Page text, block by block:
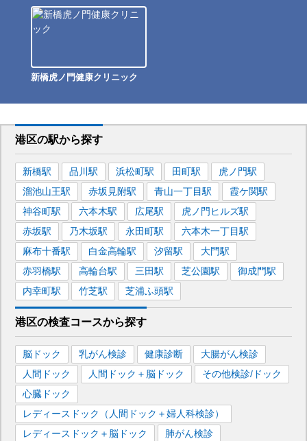
新橋虎ノ門健康クリニック
港区の駅から探す
新橋駅 品川 駅 浜松町駅 田町駅 虎ノ門駅
溜池山王駅 赤坂見附駅 青山一丁目駅 霞ケ関駅
神谷町駅 六本木駅 広尾駅 虎ノ門ヒルズ駅
赤坂駅 乃木坂駅 永田町駅 六本木一丁目駅
麻布十番駅 白金高輪駅 汐留駅 大門駅
赤羽橋駅 高輪台駅 三田駅 芝公園駅 御成門駅
内幸町駅 竹芝駅 芝浦ふ頭駅
港区の検査コースから探す
脳ドック 乳がん検診 健康診断
大腸がん検診
人間ドック
人間ドック＋脳ドック
その他検診/ドック
心臓ドック
レディースドック（人間ドック＋婦人科検診）
レディースドック＋脳ドック
肺がん検診